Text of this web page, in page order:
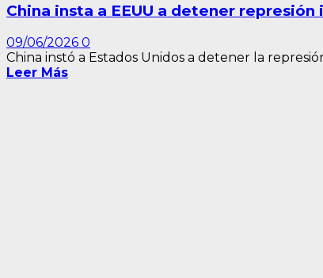
China insta a EEUU a detener
09/06/2026 0
China instó a Estados Unidos a detener la
Leer Más